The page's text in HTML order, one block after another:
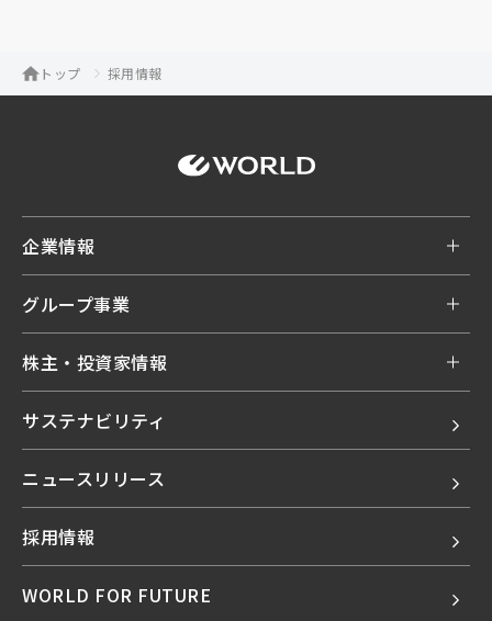
トップ 採用情報
企業情報
グループ事業
株主・投資家情報
サステナビリティ
ニュースリリース
採用情報
WORLD FOR FUTURE